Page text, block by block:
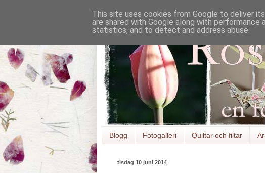
Blogg Fotogalleri Quiltar och filtar
tisdag 10 juni 2014
This site uses cookies from Google to deliver
are shared with Google along with
statistics, and to detect and address abuse.